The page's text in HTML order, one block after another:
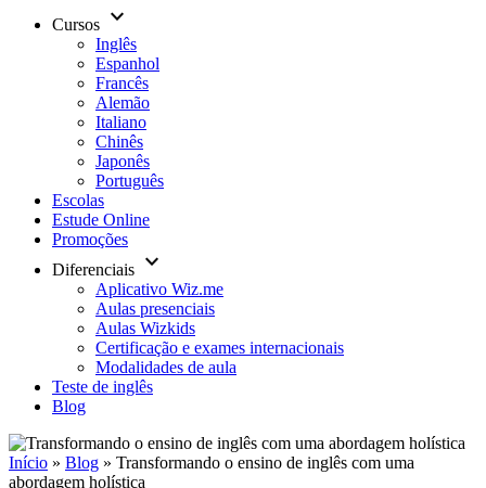
Cursos keyboard_arrow_down
Inglês
Espanhol
Francês
Alemão
Italiano
Chinês
Japonês
Português
Escolas
Estude Online
Promoções
Diferenciais keyboard_arrow_down
Aplicativo Wiz.me
Aulas presenciais
Aulas Wizkids
Certificação e exames internacionais
Modalidades de aula
Teste de inglês
Blog
Início » Blog » Transformando o ensino de inglês com uma
abordagem holística